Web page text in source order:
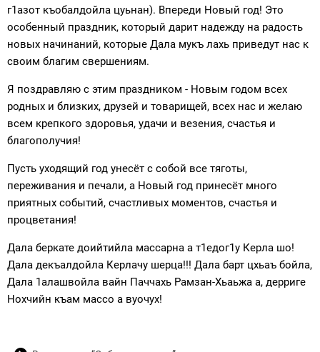
г1азот къобалдойла цуьнан). Впереди Новый год! Это
особенный праздник, который дарит надежду на радость
новых начинаний, которые Дала мукъ лахь приведут нас к
своим благим свершениям.
Я поздравляю с этим праздником - Новым годом всех
родных и близких, друзей и товарищей, всех нас и желаю
всем крепкого здоровья, удачи и везения, счастья и
благополучия!
Пусть уходящий год унесёт с собой все тяготы,
переживания и печали, а Новый год принесёт много
приятных событий, счастливых моментов, счастья и
процветания!
Дала беркате доийтийла массарна а т1едог1у Керла шо!
Дала декъалдойла Керлачу шерца!!! Дала барт цхьаъ бойла,
Дала 1алашвойла вайн Паччахь Рамзан-Хьаьжа а, дерриге
Нохчийн къам массо а вуочух!